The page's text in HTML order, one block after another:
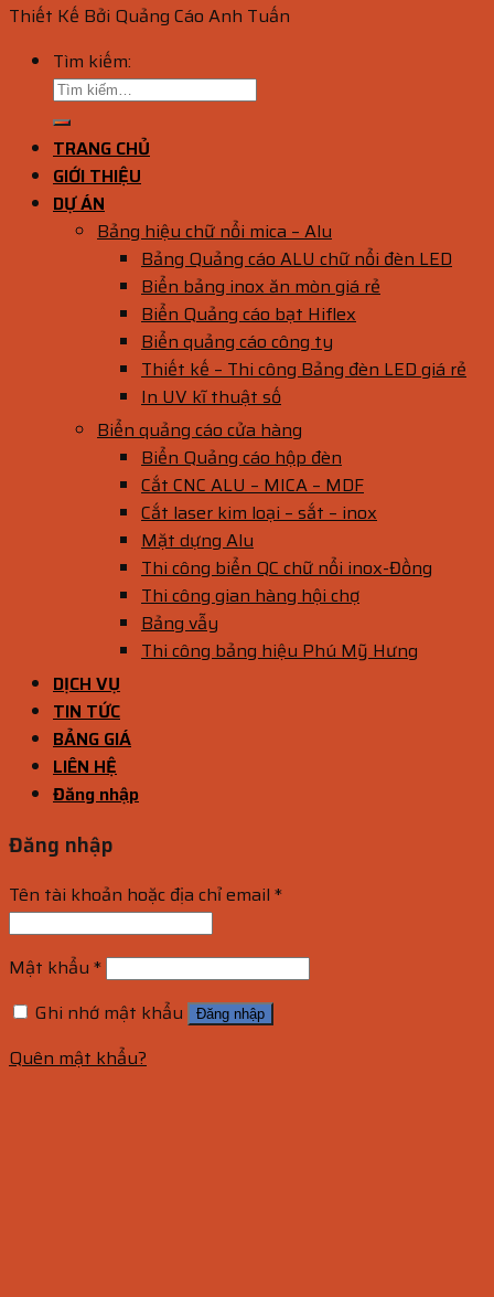
Thiết Kế Bởi Quảng Cáo Anh Tuấn
Tìm kiếm:
TRANG CHỦ
GIỚI THIỆU
DỰ ÁN
Bảng hiệu chữ nổi mica – Alu
Bảng Quảng cáo ALU chữ nổi đèn LED
Biển bảng inox ăn mòn giá rẻ
Biển Quảng cáo bạt Hiflex
Biển quảng cáo công ty
Thiết kế – Thi công Bảng đèn LED giá rẻ
In UV kĩ thuật số
Biển quảng cáo cửa hàng
Biển Quảng cáo hộp đèn
Cắt CNC ALU – MICA – MDF
Cắt laser kim loại – sắt – inox
Mặt dựng Alu
Thi công biển QC chữ nổi inox-Đồng
Thi công gian hàng hội chợ
Bảng vẫy
Thi công bảng hiệu Phú Mỹ Hưng
DỊCH VỤ
TIN TỨC
BẢNG GIÁ
LIÊN HỆ
Đăng nhập
Đăng nhập
Tên tài khoản hoặc địa chỉ email *
Mật khẩu *
Ghi nhớ mật khẩu
Đăng nhập
Quên mật khẩu?